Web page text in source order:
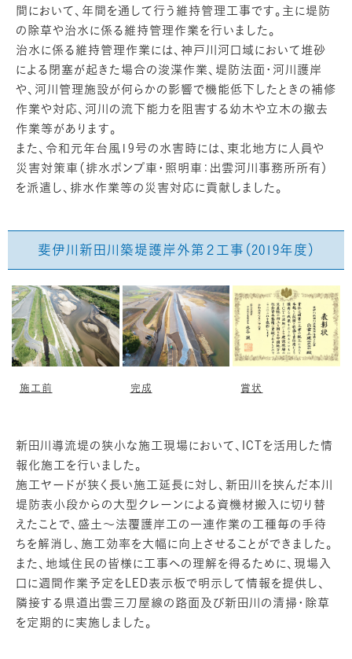
間において、年間を通して行う維持管理工事です。主に堤防
の除草や治水に係る維持管理作業を行いました。
治水に係る維持管理作業には、神戸川河口域において堆砂
による閉塞が起きた場合の浚渫作業、堤防法面・河川護岸
や、河川管理施設が何らかの影響で機能低下したときの補修
作業や対応、河川の流下能力を阻害する幼木や立木の撤去
作業等があります。
また、令和元年台風19号の水害時には、東北地方に人員や
災害対策車（排水ポンプ車・照明車：出雲河川事務所所有）
を派遣し、排水作業等の災害対応に貢献しました。
斐伊川新田川築堤護岸外第２工事（2019年度）
施工前 完成 賞状
新田川導流堤の狭小な施工現場において、ICTを活用した情
報化施工を行いました。
施工ヤードが狭く長い施工延長に対し、新田川を挟んだ本川
堤防表小段からの大型クレーンによる資機材搬入に切り替
えたことで、盛土～法覆護岸工の一連作業の工種毎の手待
ちを解消し、施工効率を大幅に向上させることができました。
また、地域住民の皆様に工事への理解を得るために、現場入
口に週間作業予定をLED表示板で明示して情報を提供し、
隣接する県道出雲三刀屋線の路面及び新田川の清掃・除草
を定期的に実施しました。